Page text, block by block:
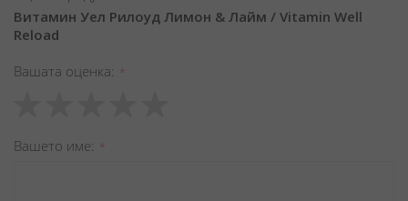
Витамин Уел Рилоуд Лимон & Лайм / Vitamin Well
Reload
Вашата оценка
star
stars
stars
stars
stars
Вашето име